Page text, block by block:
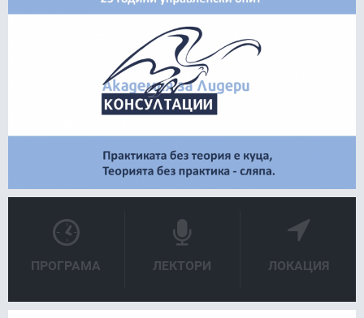
ПРОГРАМА ЛЕКТОРИ ЛОКАЦИЯ